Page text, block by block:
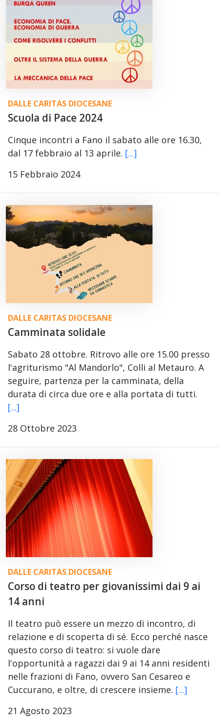
DALLE CARITAS DIOCESANE
Scuola di Pace 2024
Cinque incontri a Fano il sabato alle ore 16.30,
dal 17 febbraio al 13 aprile. [...]
15 Febbraio 2024
DALLE CARITAS DIOCESANE
Camminata solidale
Sabato 28 ottobre. Ritrovo alle ore 15.00 presso
l'agriturismo "Al Mandorlo", Colli al Metauro. A
seguire, partenza per la camminata, della
durata di circa due ore e alla portata di tutti.
[...]
28 Ottobre 2023
DALLE CARITAS DIOCESANE
Corso di teatro per giovanissimi dai 9 ai
14 anni
Il teatro può essere un mezzo di incontro, di
relazione e di scoperta di sé. Ecco perché nasce
questo corso di teatro: si vuole dare
l'opportunità a ragazzi dai 9 ai 14 anni residenti
nelle frazioni di Fano, ovvero San Cesareo e
Cuccurano, e oltre, di crescere insieme. [...]
21 Agosto 2023